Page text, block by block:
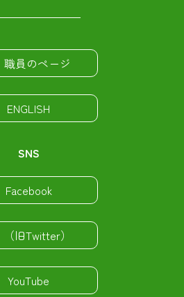
職員のページ
ENGLISH
SNS
Facebook
（旧Twitter）
YouTube